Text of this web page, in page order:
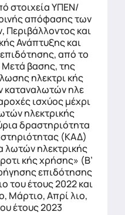
στοιχεία ΥΠΕΝ/
απόφασης των
Περιβάλλοντος και
Ανάπτυξης και
από το
Μετά βασης, της
ηλεκτρι κής
καταναλωτών ηλε
ισχύος μέχρι
ηλεκτρικής
δραστηριότητα
(ΚΑΔ)
λωτών ηλεκτρικής
κής χρήσης» (Β’
επιδότησης
του έτους 2022 και
Μάρτιο, Απρί λιο,
έτους 2023